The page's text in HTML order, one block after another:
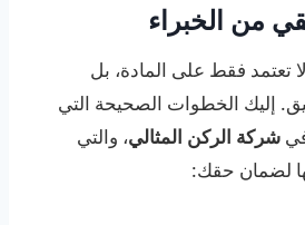
من الخبراء
تعتمد فقط على المادة، بل
إليك الخطوات الصحيحة التي
شركة الركن المثالي، والتي
لضمان حقك: